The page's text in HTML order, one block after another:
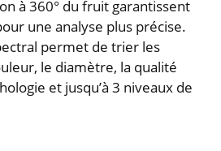
à 360° du fruit garantissent
une analyse plus précise.
permet de trier les
le diamètre, la qualité
et jusqu’à 3 niveaux de